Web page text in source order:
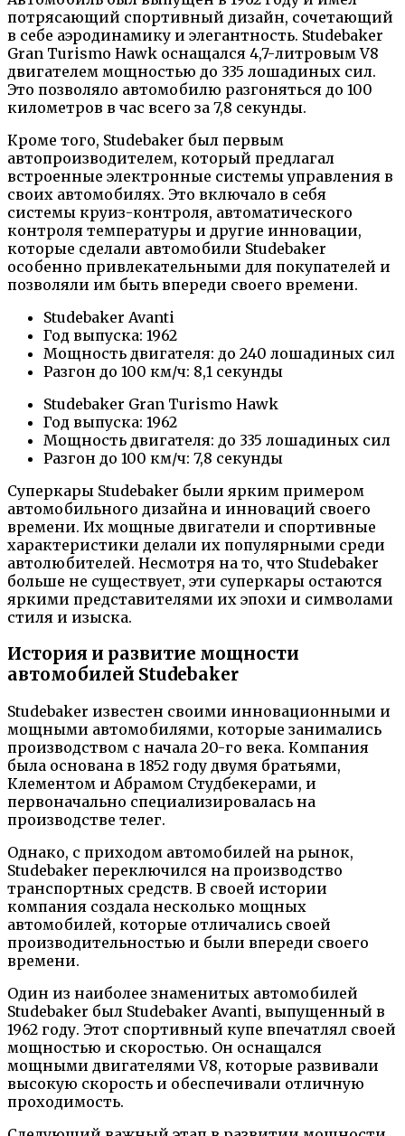
потрясающий спортивный дизайн, сочетающий
в себе аэродинамику и элегантность. Studebaker
Gran Turismo Hawk оснащался 4,7-литровым V8
двигателем мощностью до 335 лошадиных сил.
Это позволяло автомобилю разгоняться до 100
километров в час всего за 7,8 секунды.
Кроме того, Studebaker был первым
автопроизводителем, который предлагал
встроенные электронные системы управления в
своих автомобилях. Это включало в себя
системы круиз-контроля, автоматического
контроля температуры и другие инновации,
которые сделали автомобили Studebaker
особенно привлекательными для покупателей и
позволяли им быть впереди своего времени.
Studebaker Avanti
Год выпуска: 1962
Мощность двигателя: до 240 лошадиных сил
Разгон до 100 км/ч: 8,1 секунды
Studebaker Gran Turismo Hawk
Год выпуска: 1962
Мощность двигателя: до 335 лошадиных сил
Разгон до 100 км/ч: 7,8 секунды
Суперкары Studebaker были ярким примером
автомобильного дизайна и инноваций своего
времени. Их мощные двигатели и спортивные
характеристики делали их популярными среди
автолюбителей. Несмотря на то, что Studebaker
больше не существует, эти суперкары остаются
яркими представителями их эпохи и символами
стиля и изыска.
История и развитие мощности
автомобилей Studebaker
Studebaker известен своими инновационными и
мощными автомобилями, которые занимались
производством с начала 20-го века. Компания
была основана в 1852 году двумя братьями,
Клементом и Абрамом Студбекерами, и
первоначально специализировалась на
производстве телег.
Однако, с приходом автомобилей на рынок,
Studebaker переключился на производство
транспортных средств. В своей истории
компания создала несколько мощных
автомобилей, которые отличались своей
производительностью и были впереди своего
времени.
Один из наиболее знаменитых автомобилей
Studebaker был Studebaker Avanti, выпущенный в
1962 году. Этот спортивный купе впечатлял своей
мощностью и скоростью. Он оснащался
мощными двигателями V8, которые развивали
высокую скорость и обеспечивали отличную
проходимость.